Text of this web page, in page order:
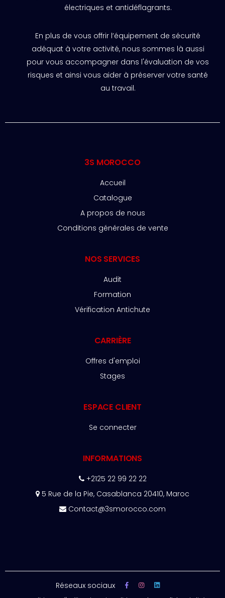
électriques et antidéflagrants.
En plus de vous offrir l’équipement de sécurité
adéquat à votre activité, nous sommes là aussi
pour vous accompagner dans l'évaluation de vos
risques et ainsi vous aider à préserver votre santé
au travail.
3S MOROCCO
Accueil
Catalogue
A propos de nous
Conditions générales de vente
NOS SERVICES
Audit
Formation
Vérification Antichute
CARRIÈRE
Offres d'emploi
Stages
ESPACE CLIENT
Se connecter
INFORMATIONS
+2125 22 99 22 22
5 Rue de la Pie, Casablanca 20410, Maroc
Contact@3smorocco.com
Réseaux sociaux